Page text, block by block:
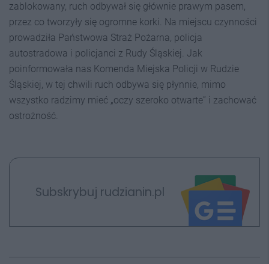
zablokowany, ruch odbywał się głównie prawym pasem,
przez co tworzyły się ogromne korki. Na miejscu czynności
prowadziła Państwowa Straż Pożarna, policja
autostradowa i policjanci z Rudy Śląskiej. Jak
poinformowała nas Komenda Miejska Policji w Rudzie
Śląskiej, w tej chwili ruch odbywa się płynnie, mimo
wszystko radzimy mieć „oczy szeroko otwarte” i zachować
ostrożność.
Subskrybuj rudzianin.pl